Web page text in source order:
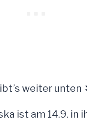
weiter unten
ist am 14.9. in